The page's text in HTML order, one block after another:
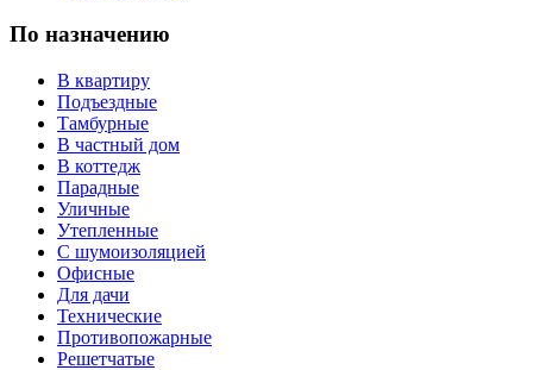
По назначению
В квартиру
Подъездные
Тамбурные
В частный дом
В коттедж
Парадные
Уличные
Утепленные
С шумоизоляцией
Офисные
Для дачи
Технические
Противопожарные
Решетчатые